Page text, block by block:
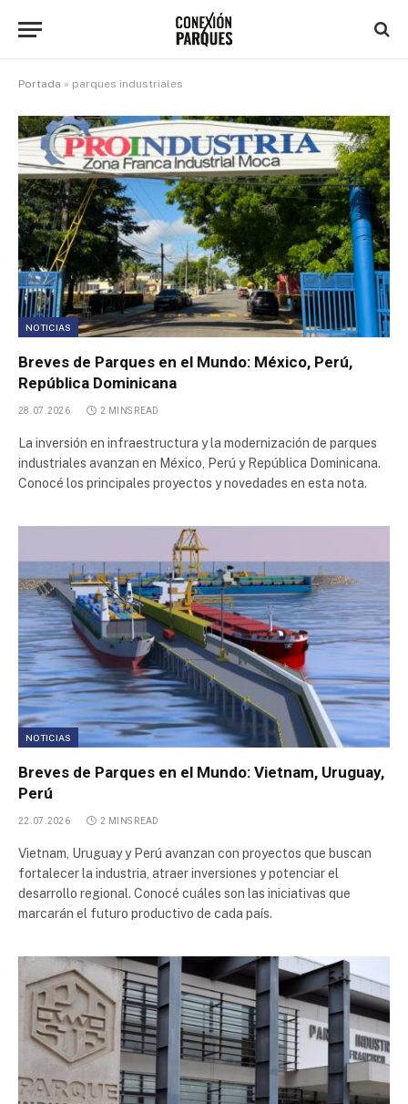
Portada » parques industriales
NOTICIAS
Breves de Parques en el Mundo: México, Perú,
República Dominicana
28.07.2026 2 MINS READ
La inversión en infraestructura y la modernización de parques
industriales avanzan en México, Perú y República Dominicana.
Conocé los principales proyectos y novedades en esta nota.
NOTICIAS
Breves de Parques en el Mundo: Vietnam, Uruguay,
Perú
22.07.2026 2 MINS READ
Vietnam, Uruguay y Perú avanzan con proyectos que buscan
fortalecer la industria, atraer inversiones y potenciar el
desarrollo regional. Conocé cuáles son las iniciativas que
marcarán el futuro productivo de cada país.